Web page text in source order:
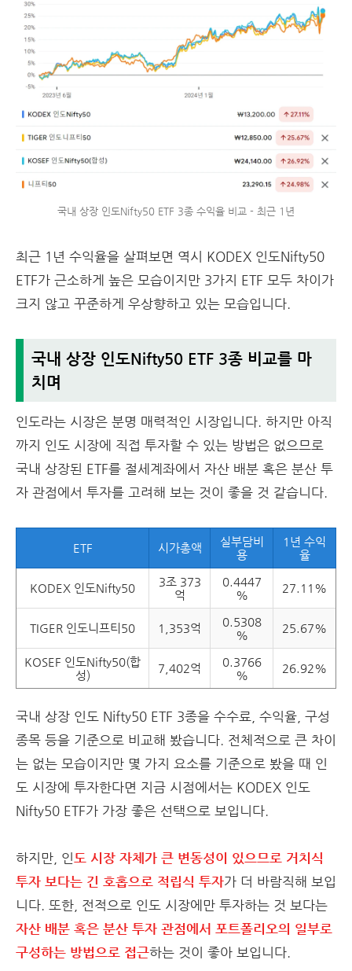
국내 상장 인도Nifty50 ETF 3종 수익율 비교 - 최근 1년
최근 1년 수익율을 살펴보면 역시 KODEX 인도Nifty50
ETF가 근소하게 높은 모습이지만 3가지 ETF 모두 차이가
크지 않고 꾸준하게 우상향하고 있는 모습입니다.
국내 상장 인도Nifty50 ETF 3종 비교를 마
치며
인도라는 시장은 분명 매력적인 시장입니다. 하지만 아직
까지 인도 시장에 직접 투자할 수 있는 방법은 없으므로
국내 상장된 ETF를 절세계좌에서 자산 배분 혹은 분산 투
자 관점에서 투자를 고려해 보는 것이 좋을 것 같습니다.
ETF 시가총액
실부담비
용
1년 수익
율
KODEX 인도Nifty50
3조 373
억
0.4447
%
27.11%
TIGER 인도니프티50 1,353억
0.5308
%
25.67%
KOSEF 인도Nifty50(합
성)
7,402억
0.3766
%
26.92%
국내 상장 인도 Nifty50 ETF 3종을 수수료, 수익율, 구성
종목 등을 기준으로 비교해 봤습니다. 전체적으로 큰 차이
는 없는 모습이지만 몇 가지 요소를 기준으로 봤을 때 인
도 시장에 투자한다면 지금 시점에서는 KODEX 인도
Nifty50 ETF가 가장 좋은 선택으로 보입니다.
하지만, 인도 시장 자체가 큰 변동성이 있으므로 거치식
투자 보다는 긴 호홉으로 적립식 투자가 더 바람직해 보입
니다. 또한, 전적으로 인도 시장에만 투자하는 것 보다는
자산 배분 혹은 분산 투자 관점에서 포트폴리오의 일부로
구성하는 방법으로 접근하는 것이 좋아 보입니다.